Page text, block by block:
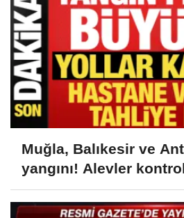
Muğla, Balıkesir ve
yangını! Alevler